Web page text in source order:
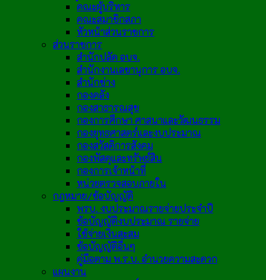
คณะผู้บริหาร
คณะสมาชิกสภา
หัวหน้าส่วนราชการ
ส่วนราชการ
สำนักปลัด อบจ.
สำนักงานเลขานุการ อบจ.
สำนักช่าง
กองคลัง
กองสาธารณสุข
กองการศึกษา ศาสนาและวัฒนธรรม
กองยุทธศาสตร์และงบประมาณ
กองสวัสดิการสังคม
กองพัสดุและทรัพย์สิน
กองการเจ้าหน้าที่
หน่วยตรวจสอบภายใน
กฎหมาย/ข้อบัญญัติ
พรบ. งบประมาณรายจ่ายประจำปี
ข้อบัญญัติงบประมาณ รายจ่าย
ใช้จ่ายเงินสะสม
ข้อบัญญัติอื่นๆ
คู่มือตาม พ.ร.บ. อำนวยความสะดวก
แผนงาน